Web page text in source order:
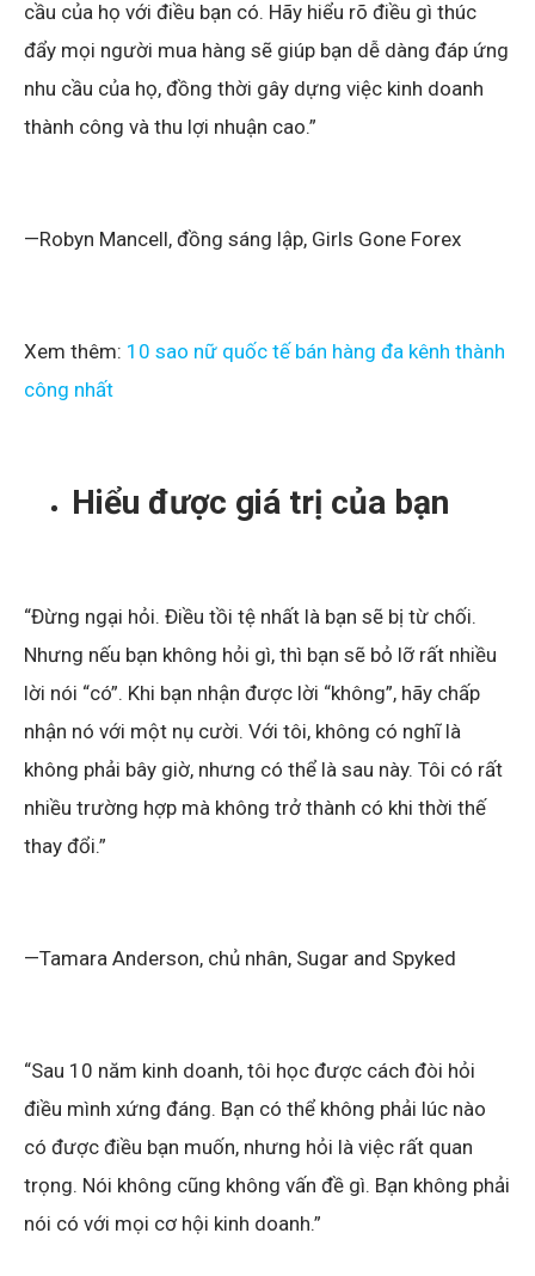
cầu của họ với điều bạn có. Hãy hiểu rõ điều gì thúc
đẩy mọi người mua hàng sẽ giúp bạn dễ dàng đáp ứng
nhu cầu của họ, đồng thời gây dựng việc kinh doanh
thành công và thu lợi nhuận cao.”
—Robyn Mancell, đồng sáng lập, Girls Gone Forex
Xem thêm: 10 sao nữ quốc tế bán hàng đa kênh thành
công nhất
Hiểu được giá trị của bạn
“Đừng ngại hỏi. Điều tồi tệ nhất là bạn sẽ bị từ chối.
Nhưng nếu bạn không hỏi gì, thì bạn sẽ bỏ lỡ rất nhiều
lời nói “có”. Khi bạn nhận được lời “không”, hãy chấp
nhận nó với một nụ cười. Với tôi, không có nghĩ là
không phải bây giờ, nhưng có thể là sau này. Tôi có rất
nhiều trường hợp mà không trở thành có khi thời thế
thay đổi.”
—Tamara Anderson, chủ nhân, Sugar and Spyked
“Sau 10 năm kinh doanh, tôi học được cách đòi hỏi
điều mình xứng đáng. Bạn có thể không phải lúc nào
có được điều bạn muốn, nhưng hỏi là việc rất quan
trọng. Nói không cũng không vấn đề gì. Bạn không phải
nói có với mọi cơ hội kinh doanh.”